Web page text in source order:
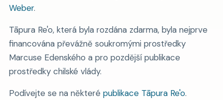
Weber.
Tāpura Re'o, která byla rozdána zdarma, byla nejprve
financována převážně soukromými prostředky
Marcuse Edenského a pro pozdější publikace
prostředky chilské vlády.
Podívejte se na některé publikace Tāpura Re'o.